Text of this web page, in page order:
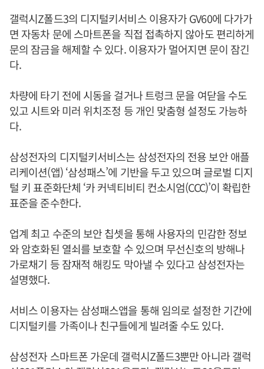
갤럭시Z폴드3의 디지털키서비스 이용자가 GV60에 다가가
면 자동차 문에 스마트폰을 직접 접촉하지 않아도 편리하게
문의 잠금을 해제할 수 있다. 이용자가 멀어지면 문이 잠긴
다.
차량에 타기 전에 시동을 걸거나 트렁크 문을 여닫을 수도
있고 시트와 미러 위치조정 등 개인 맞춤형 설정도 가능하
다.
삼성전자의 디지털키서비스는 삼성전자의 전용 보안 애플
리케이션(앱) ‘삼성패스’에 기반을 두고 있으며 글로벌 디지
털 키 표준화단체 ‘카 커넥티비티 컨소시엄(CCC)’이 확립한
표준을 준수한다.
업계 최고 수준의 보안 칩셋을 통해 사용자의 민감한 정보
와 암호화된 열쇠를 보호할 수 있으며 무선신호의 방해나
가로채기 등 잠재적 해킹도 막아낼 수 있다고 삼성전자는
설명했다.
서비스 이용자는 삼성패스앱을 통해 임의로 설정한 기간에
디지털키를 가족이나 친구들에게 빌려줄 수도 있다.
삼성전자 스마트폰 가운데 갤럭시Z폴드3뿐만 아니라 갤럭